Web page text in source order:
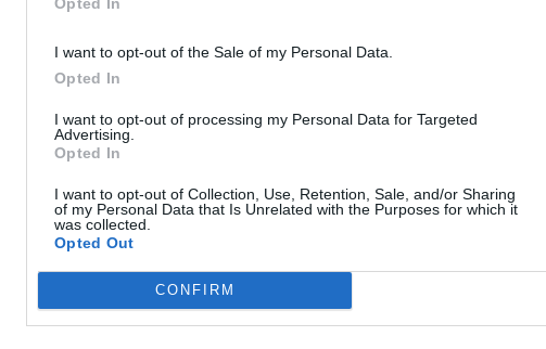
I want to opt-out of the Sale of my Personal Data.
Opted In
I want to opt-out of processing my Personal Data for Targeted
Advertising.
Opted In
I want to opt-out of Collection, Use, Retention, Sale, and/or Sharing
of my Personal Data that Is Unrelated with the Purposes for which it
was collected.
Opted Out
CONFIRM